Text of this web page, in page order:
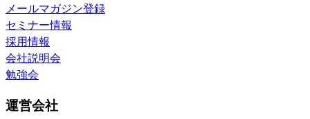
メールマガジン登録
セミナー情報
採用情報
会社説明会
勉強会
運営会社